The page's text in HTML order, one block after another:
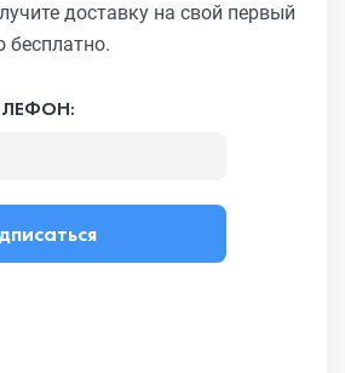
доставку на свой первый
бесплатно.